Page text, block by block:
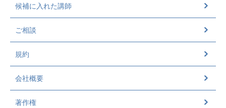
候補に入れた講師
ご相談
規約
会社概要
著作権